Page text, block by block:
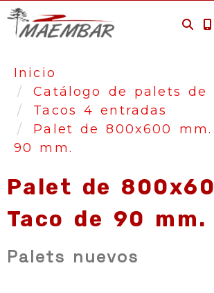
Inicio
Catálogo de palets de
Tacos 4 entradas
Palet de 800x600
90 mm.
Palet de
Taco de 90 mm.
Palets nuevos